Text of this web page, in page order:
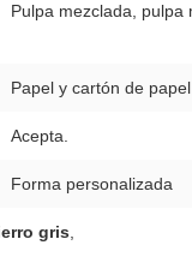
Pulpa mezclada, pulpa
Papel y cartón de
Acepta.
Forma personalizada
gris,